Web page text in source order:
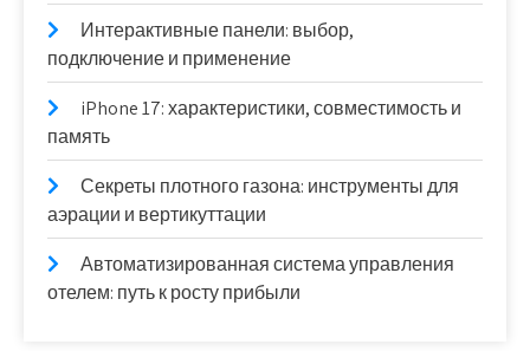
Интерактивные панели: выбор,
подключение и применение
iPhone 17: характеристики, совместимость и
память
Секреты плотного газона: инструменты для
аэрации и вертикуттации
Автоматизированная система управления
отелем: путь к росту прибыли